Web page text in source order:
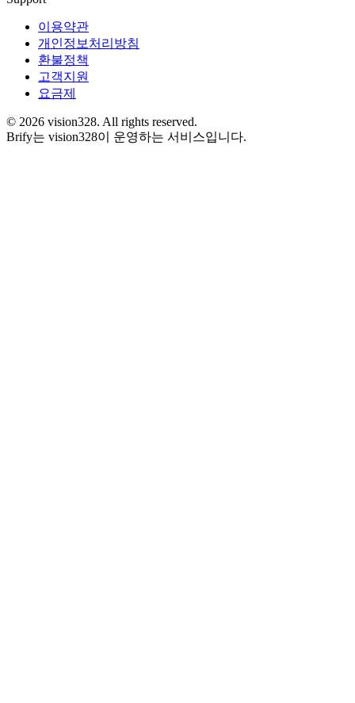
이용약관
개인정보처리방침
환불정책
고객지원
요금제
© 2026 vision328. All rights reserved.
Brify는 vision328이 운영하는 서비스입니다.